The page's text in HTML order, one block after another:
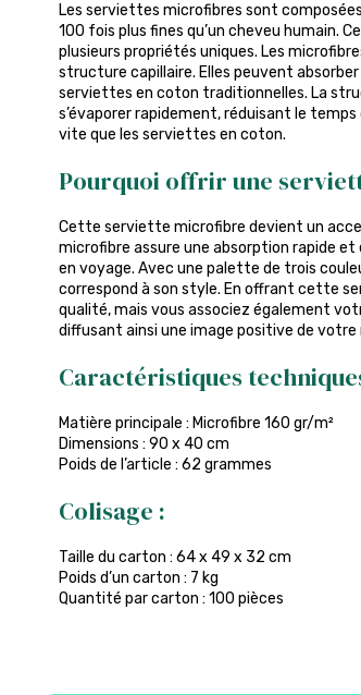
Les serviettes microfibres sont
100 fois plus fines qu’un cheveu humain.
plusieurs propriétés uniques. Les
structure capillaire. Elles peuvent absorber
serviettes en coton traditionnelles. La
s’évaporer rapidement, réduisant le
vite que les serviettes en coton.
Pourquoi offrir une
Cette serviette microfibre devient un
microfibre assure une absorption rapide et
en voyage. Avec une palette de trois
correspond à son style. En offrant cette
qualité, mais vous associez également
diffusant ainsi une image positive de votre
Caractéristiques
Matière principale : Microfibre 160 gr/m²
Dimensions : 90 x 40 cm
Poids de l’article : 62 grammes
Colisage :
Taille du carton : 64 x 49 x 32 cm
Poids d’un carton : 7 kg
Quantité par carton : 100 pièces